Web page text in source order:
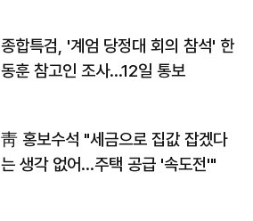
종합특검, '계엄 당정대 회의 참석' 한
동훈 참고인 조사...12일 통보
靑 홍보수석 "세금으로 집값 잡겠다
는 생각 없어…주택 공급 '속도전'"